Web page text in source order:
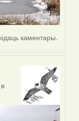
каментары.